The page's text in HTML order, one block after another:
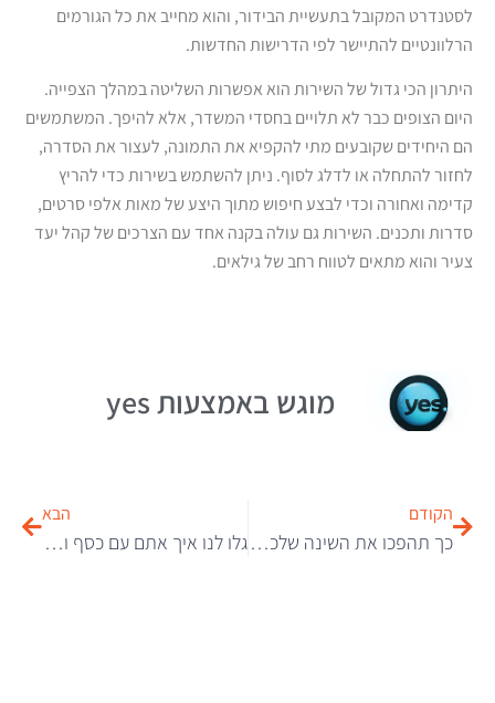
לסטנדרט המקובל בתעשיית הבידור, והוא מחייב את כל הגורמים
הרלוונטיים להתיישר לפי הדרישות החדשות.
היתרון הכי גדול של השירות הוא אפשרות השליטה במהלך הצפייה.
היום הצופים כבר לא תלויים בחסדי המשדר, אלא להיפך. המשתמשים
הם היחידים שקובעים מתי להקפיא את התמונה, לעצור את הסדרה,
לחזור להתחלה או לדלג לסוף. ניתן להשתמש בשירות כדי להריץ
קדימה ואחורה וכדי לבצע חיפוש מתוך היצע של מאות אלפי סרטים,
סדרות ותכנים. השירות גם עולה בקנה אחד עם הצרכים של קהל יעד
צעיר והוא מתאים לטווח רחב של גילאים.
מוגש באמצעות yes
הקודם
כך תהפכו את השינה שלכם למתוקה במיוחד
הבא
גלו לנו איך אתם עם כסף ונראה אם ננחש לאיזה דור אתם משתייכים